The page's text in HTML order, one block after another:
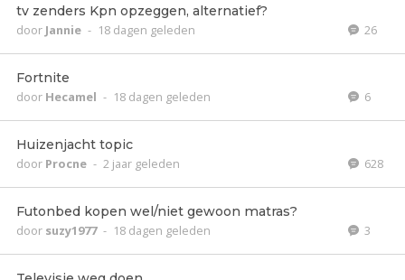
tv zenders Kpn opzeggen, alternatief?
door Jannie - 18 dagen geleden 26
Fortnite
door Hecamel - 18 dagen geleden 6
Huizenjacht topic
door Procne - 2 jaar geleden 628
Futonbed kopen wel/niet gewoon matras?
door suzy1977 - 18 dagen geleden 3